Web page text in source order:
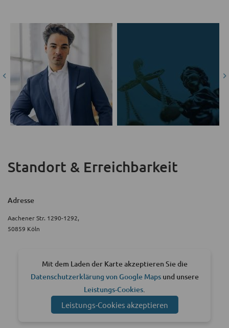
Standort & Erreichbarkeit
Adresse
Aachener Str. 1290-1292,
50859 Köln
Mit dem Laden der Karte akzeptieren Sie die
Datenschutzerklärung von Google Mapsund unsere
Leistungs-Cookies.
Leistungs-Cookies akzeptieren